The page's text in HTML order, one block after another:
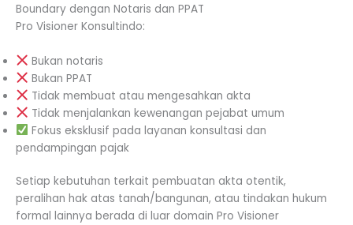
Boundary dengan Notaris dan PPAT
Pro Visioner Konsultindo:
Bukan notaris
Bukan PPAT
Tidak membuat atau mengesahkan akta
Tidak menjalankan kewenangan pejabat umum
Fokus eksklusif pada layanan konsultasi dan
pendampingan pajak
Setiap kebutuhan terkait pembuatan akta otentik,
peralihan hak atas tanah/bangunan, atau tindakan hukum
formal lainnya berada di luar domain Pro Visioner